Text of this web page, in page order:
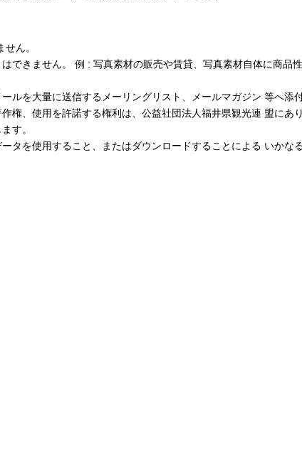
ん。
できません。 例 : 写真素材の販売や賃貸、写真素材自体に商品
ルを大量に送信するメーリングリスト、メールマガジン 等へ添
権、使用を許諾する権利は、公益社団法人福井県観光連 盟にあ
す。
タを使用すること、またはダウンロードすることによる いかな